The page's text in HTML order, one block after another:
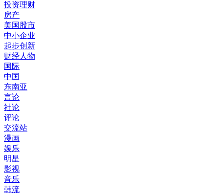
投资理财
房产
美国股市
中小企业
起步创新
财经人物
国际
中国
东南亚
言论
社论
评论
交流站
漫画
娱乐
明星
影视
音乐
韩流